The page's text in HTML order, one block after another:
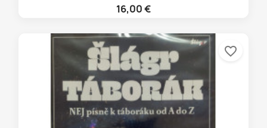
16,00 €
favorite_border